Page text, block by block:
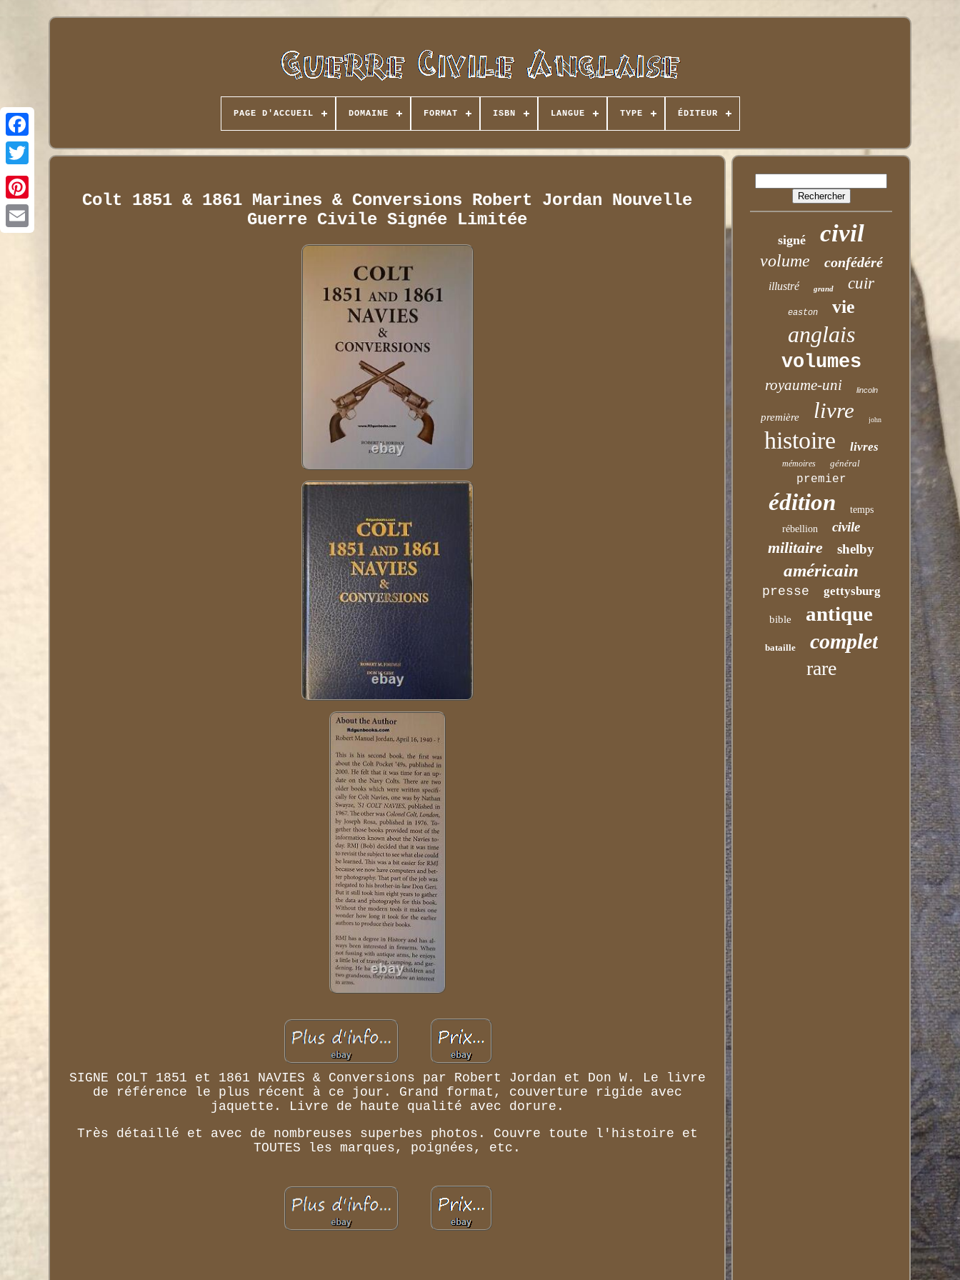
PAGE D'ACCUEIL DOMAINE FORMAT ISBN LANGUE TYPE ÉDITEUR
Colt 1851 & 1861 Marines & Conversions Robert Jordan Nouvelle
Guerre Civile Signée Limitée
SIGNE COLT 1851 et 1861 NAVIES & Conversions par Robert Jordan et Don W. Le livre
de référence le plus récent à ce jour. Grand format, couverture rigide avec
jaquette. Livre de haute qualité avec dorure.
Très détaillé et avec de nombreuses superbes photos. Couvre toute l'histoire et
TOUTES les marques, poignées, etc.
signé civil
volume confédéré
illustré grand cuir
easton vie
anglais
volumes
royaume-uni lincoln
première livre john
histoire livres
mémoires général
premier
édition
temps
rébellion
civile
militaire shelby
américain
presse gettysburg
bible antique
bataille complet
rare